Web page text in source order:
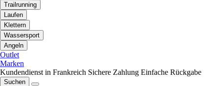
Trailrunning
Laufen
Klettern
Wassersport
Angeln
Outlet
Marken
Kundendienst in Frankreich Sichere Zahlung Einfache Rückgabe
Suchen